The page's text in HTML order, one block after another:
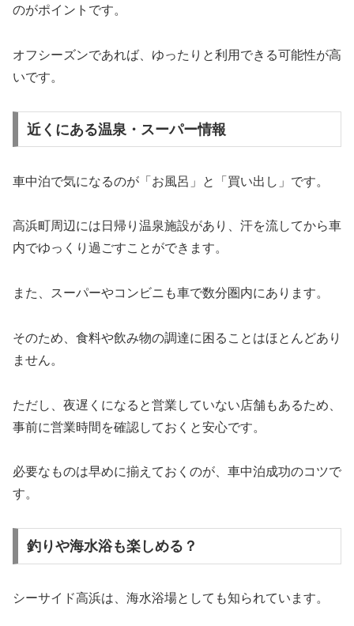
のがポイントです。
オフシーズンであれば、ゆったりと利用できる可能性が高
いです。
近くにある温泉・スーパー情報
車中泊で気になるのが「お風呂」と「買い出し」です。
高浜町周辺には日帰り温泉施設があり、汗を流してから車
内でゆっくり過ごすことができます。
また、スーパーやコンビニも車で数分圏内にあります。
そのため、食料や飲み物の調達に困ることはほとんどあり
ません。
ただし、夜遅くになると営業していない店舗もあるため、
事前に営業時間を確認しておくと安心です。
必要なものは早めに揃えておくのが、車中泊成功のコツで
す。
釣りや海水浴も楽しめる？
シーサイド高浜は、海水浴場としても知られています。